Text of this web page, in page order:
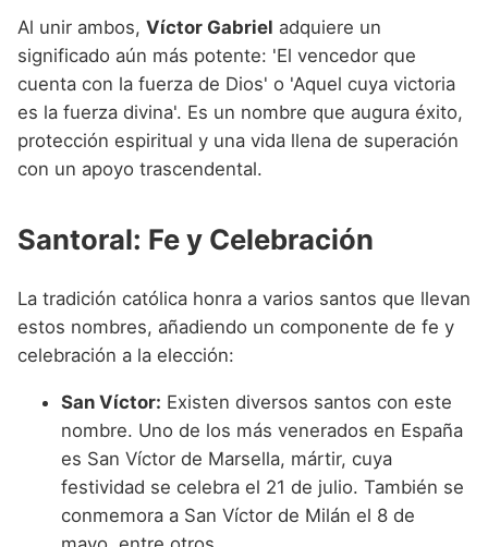
Al unir ambos, Víctor Gabriel adquiere un
significado aún más potente: 'El vencedor que
cuenta con la fuerza de Dios' o 'Aquel cuya victoria
es la fuerza divina'. Es un nombre que augura éxito,
protección espiritual y una vida llena de superación
con un apoyo trascendental.
Santoral: Fe y Celebración
La tradición católica honra a varios santos que llevan
estos nombres, añadiendo un componente de fe y
celebración a la elección:
San Víctor: Existen diversos santos con este
nombre. Uno de los más venerados en España
es San Víctor de Marsella, mártir, cuya
festividad se celebra el 21 de julio. También se
conmemora a San Víctor de Milán el 8 de